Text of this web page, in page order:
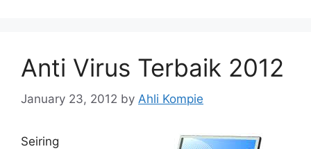
Anti Virus Terbaik 2012
January 23, 2012 by Ahli Kompie
Seiring